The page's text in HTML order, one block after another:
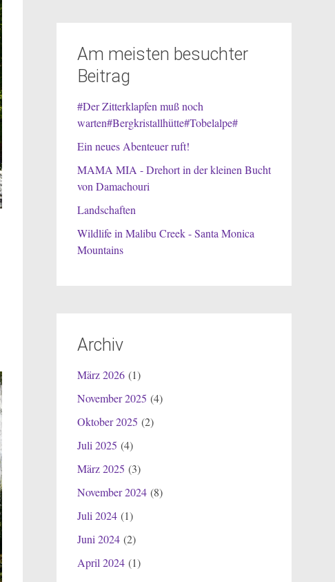
Am meisten besuchter
Beitrag
#Der Zitterklapfen muß noch
warten#Bergkristallhütte#Tobelalpe#
Ein neues Abenteuer ruft!
MAMA MIA - Drehort in der kleinen Bucht
von Damachouri
Landschaften
Wildlife in Malibu Creek - Santa Monica
Mountains
Archiv
März 2026(1)
November 2025 (4)
Oktober 2025 (2)
Juli 2025 (4)
März 2025 (3)
November 2024(8)
Juli 2024(1)
Juni 2024(2)
April 2024(1)